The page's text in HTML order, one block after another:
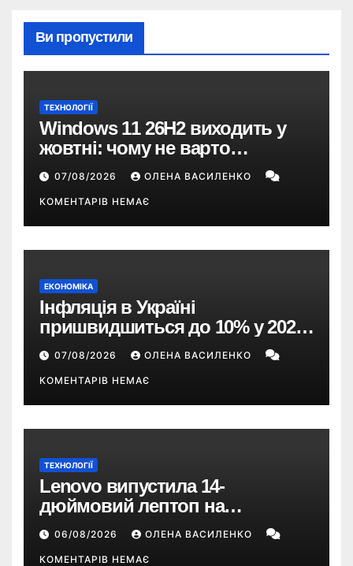
Ви пропустили
ТЕХНОЛОГІЇ
Windows 11 26H2 виходить у
жовтні: чому не варто
пропускати це оновлення
07/08/2026 ОЛЕНА ВАСИЛЕНКО
КОМЕНТАРІВ НЕМАЄ
ЕКОНОМІКА
Інфляція в Україні
пришвидшиться до 10% у 2026
році — прогноз НБУ
07/08/2026 ОЛЕНА ВАСИЛЕНКО
КОМЕНТАРІВ НЕМАЄ
ТЕХНОЛОГІЇ
Lenovo випустила 14-
дюймовий лептоп на
Snapdragon X2 з автономністю
понад 33 години
06/08/2026 ОЛЕНА ВАСИЛЕНКО
КОМЕНТАРІВ НЕМАЄ